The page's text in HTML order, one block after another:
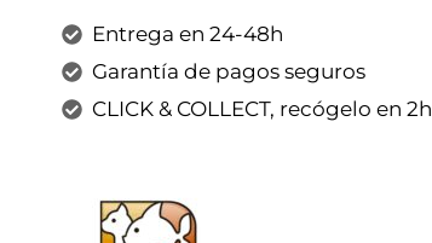
Entrega en 24-48h
Garantía de pagos seguros
CLICK & COLLECT, recógelo en 2h